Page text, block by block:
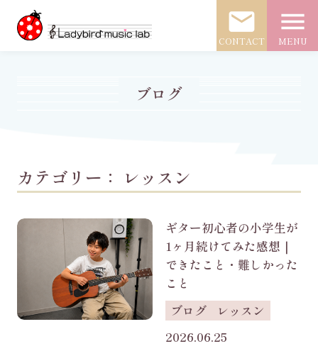
mail
CONTACT
menu
MENU
ブログ
カテゴリー： レッスン
ギター初心者の小学生が
1ヶ月続けてみた感想｜
できたこと・難しかった
こと
ブログ
レッスン
2026.06.25